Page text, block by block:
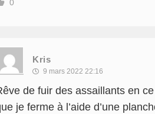
0
Kris
9 mars 2022 22:16
de fuir des assaillants en
je ferme à l’aide d’une